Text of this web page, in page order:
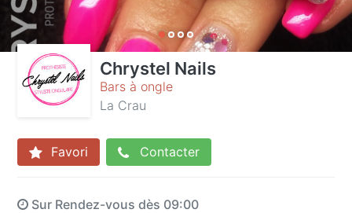
Chrystel Nails
Bars à ongle
La Crau
Favori Contacter
Sur Rendez-vous dès 09:00